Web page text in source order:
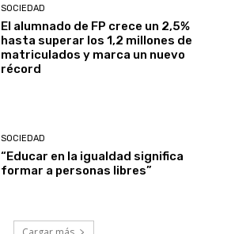
SOCIEDAD
El alumnado de FP crece un 2,5%
hasta superar los 1,2 millones de
matriculados y marca un nuevo
récord
SOCIEDAD
“Educar en la igualdad significa
formar a personas libres”